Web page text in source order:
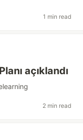
1 min read
açıklandı
2 min read